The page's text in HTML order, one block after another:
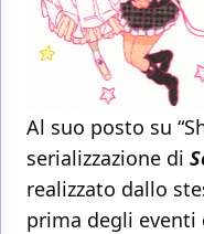
Al suo posto su
serializzazione di
realizzato dallo
prima degli eventi